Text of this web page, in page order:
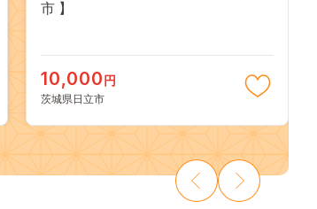
市 】
10,000 円
茨城県日立市